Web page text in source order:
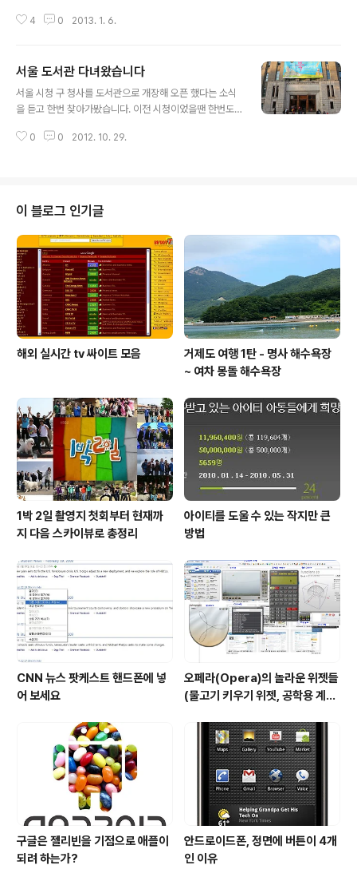
뒤섞인 현대에서 큰 돈, 검은 돈이 어떻게 그리고 어떤 목적
원의 환율 변동이 일어났을때 뉴스로만 접했던 경제위기이
면에 실제로 어떤 일들이 꾸며지고 일어났을지 궁금해진
다. 소설은 문재인이 대통령 시대를 가정하고 여전히 기존
돌파로 그것을 이겨내는 시민의 정부이야기인데, 아쉽게도
4 0 2013. 1. 6.
서울 도서관 다녀왔습니다
서울 시청 구 청사를 도서관으로 개장해 오픈 했다는 소식
을 듣고 한번 찾아가봤습니다. 이전 시청이었을땐 한번도
의 냄새를 물신 풍기면서 자리 잡고 있는 저 건물 내부 모습
계 다양한 도시의 간행물들이 전시된 세계 자료실이 있습
니다. 각 층에는 바로 앉아서 볼 수 있게 책상들이 있고, 책
상에 조명들도 잘 꾸며 놨더군요. 각층엔 테라스 같은 곳도
있어서 바깥 공기를 마시며 이야기 하거나 책을 읽을 수 있
게도 해놨습니다. 아직 개관 초기라 책이 많은건 아니지만
빈 공간들이 많아 앞으로..
0 0 2012. 10. 29.
이 블로그 인기글
해외 실시간 tv 싸이트 모음
거제도 여행 1탄 - 명사 해수욕장
~ 여차 몽돌 해수욕장
1박 2일 촬영지 첫회부터 현재까
지 다음 스카이뷰로 총정리
아이티를 도울 수 있는 작지만 큰
방법
CNN 뉴스 팟케스트 핸드폰에 넣
어 보세요
오페라(Opera)의 놀라운 위젯들
(물고기 키우기 위젯, 공학용 계산
구글은 젤리빈을 기점으로 애플이
되려 하는가?
안드로이드폰, 정면에 버튼이 4개
인 이유